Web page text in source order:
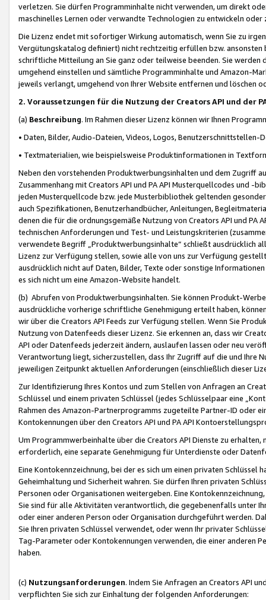
verletzen. Sie dürfen Programminhalte nicht verwenden, um direkt
maschinelles Lernen oder verwandte Technologien zu entwickeln
Die Lizenz endet mit sofortiger Wirkung automatisch, wenn Sie zu
Vergütungskatalog definiert) nicht rechtzeitig erfüllen bzw. ansonsten
schriftliche Mitteilung an Sie ganz oder teilweise beenden. Sie werden
umgehend einstellen und sämtliche Programminhalte und Amazon-
jeweils verlangt, umgehend von Ihrer Website entfernen und löschen
2. Voraussetzungen für die Nutzung der Creators API und der
(a) Beschreibung. Im Rahmen dieser Lizenz können wir Ihnen
• Daten, Bilder, Audio-Dateien, Videos, Logos, Benutzerschnittstellen-
• Textmaterialien, wie beispielsweise Produktinformationen in
Neben den vorstehenden Produktwerbungsinhalten und dem Zugriff
Zusammenhang mit Creators API und PA API Musterquellcodes und
jeden Musterquellcode bzw. jede Musterbibliothek geltenden
auch Spezifikationen, Benutzerhandbücher, Anleitungen,
denen die für die ordnungsgemäße Nutzung von Creators API und PA
technischen Anforderungen und Test- und Leistungskriterien
verwendete Begriff „Produktwerbungsinhalte“ schließt ausdrücklich
Lizenz zur Verfügung stellen, sowie alle von uns zur Verfügung
ausdrücklich nicht auf Daten, Bilder, Texte oder sonstige
es sich nicht um eine Amazon-Website handelt.
(b) Abrufen von Produktwerbungsinhalten. Sie können Produkt-
ausdrückliche vorherige schriftliche Genehmigung erteilt haben,
wir über die Creators API Feeds zur Verfügung stellen. Wenn Sie
Nutzung von Datenfeeds dieser Lizenz. Sie erkennen an, dass wir
API oder Datenfeeds jederzeit ändern, auslaufen lassen oder neu
Verantwortung liegt, sicherzustellen, dass Ihr Zugriff auf die und Ihre
jeweiligen Zeitpunkt aktuellen Anforderungen (einschließlich dieser
Zur Identifizierung Ihres Kontos und zum Stellen von Anfragen an
Schlüssel und einem privaten Schlüssel (jedes Schlüsselpaar eine
Rahmen des Amazon-Partnerprogramms zugeteilte Partner-ID oder
Kontokennungen über den Creators API und PA API
Um Programmwerbeinhalte über die Creators API Dienste zu
erforderlich, eine separate Genehmigung für Unterdienste oder
Eine Kontokennzeichnung, bei der es sich um einen privaten
Geheimhaltung und Sicherheit wahren. Sie dürfen Ihren privaten
Personen oder Organisationen weitergeben. Eine
Sie sind für alle Aktivitäten verantwortlich, die gegebenenfalls unter
oder einer anderen Person oder Organisation durchgeführt werden.
Sie Ihren privaten Schlüssel verwendet, oder wenn Ihr privater
Tag-Parameter oder Kontokennungen verwenden, die einer anderen
haben.
(c) Nutzungsanforderungen. Indem Sie Anfragen an Creators API
verpflichten Sie sich zur Einhaltung der folgenden Anforderungen: